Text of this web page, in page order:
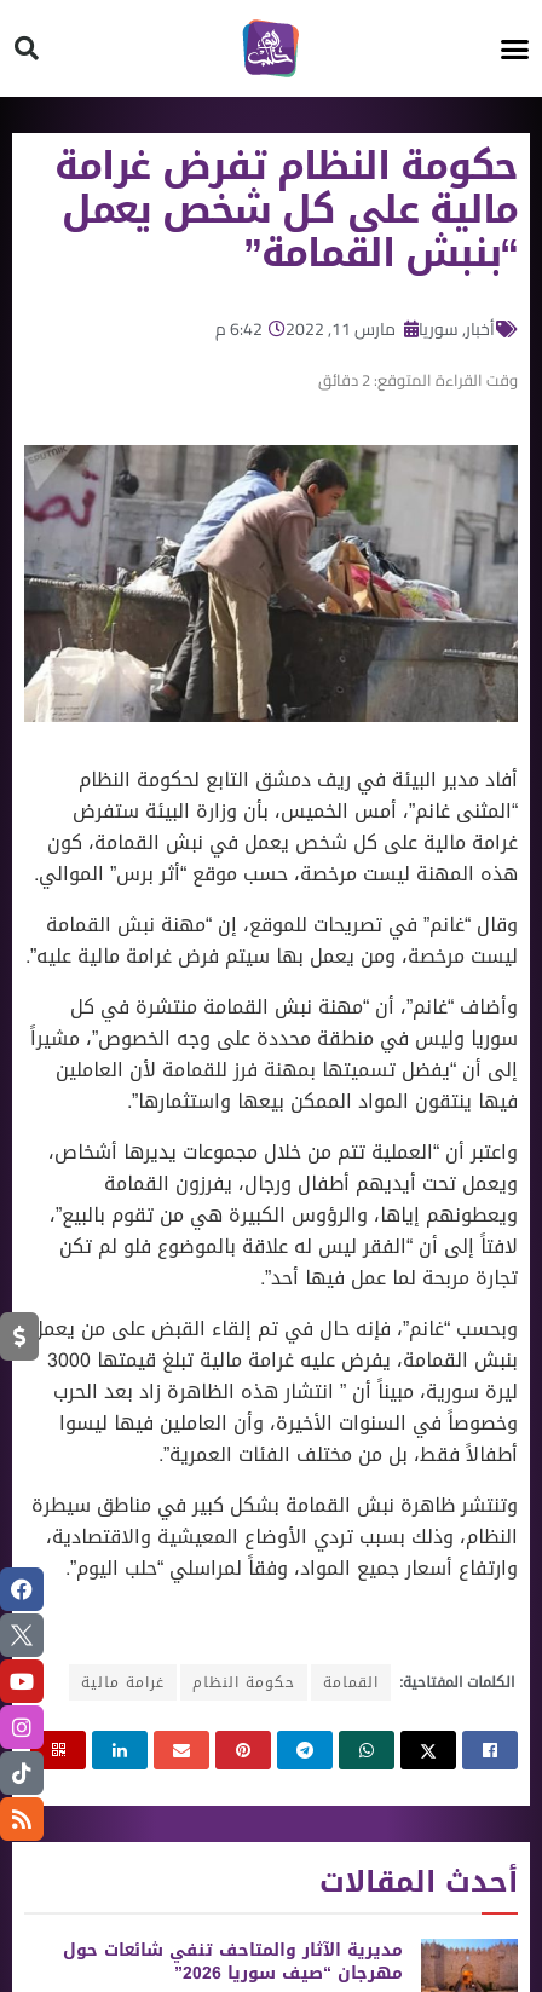
حكومة النظام تفرض غرامة
مالية على كل شخص يعمل
“بنبش القمامة”
أخبار,سوريا مارس 11, 2022 6:42 م
وقت القراءة المتوقع:2دقائق
أفاد مدير البيئة في ريف دمشق التابع لحكومة النظام
“المثنى غانم”، أمس الخميس، بأن وزارة البيئة ستفرض
غرامة مالية على كل شخص يعمل في نبش القمامة، كون
هذه المهنة ليست مرخصة، حسب موقع “أثر برس” الموالي.
وقال “غانم” في تصريحات للموقع، إن “مهنة نبش القمامة
ليست مرخصة، ومن يعمل بها سيتم فرض غرامة مالية عليه”.
وأضاف “غانم”، أن “مهنة نبش القمامة منتشرة في كل
سوريا وليس في منطقة محددة على وجه الخصوص”، مشيراً
إلى أن “يفضل تسميتها بمهنة فرز للقمامة لأن العاملين
فيها ينتقون المواد الممكن بيعها واستثمارها”.
واعتبر أن “العملية تتم من خلال مجموعات يديرها أشخاص،
ويعمل تحت أيديهم أطفال ورجال، يفرزون القمامة
ويعطونهم إياها، والرؤوس الكبيرة هي من تقوم بالبيع”،
لافتاً إلى أن “الفقر ليس له علاقة بالموضوع فلو لم تكن
تجارة مربحة لما عمل فيها أحد”.
وبحسب “غانم”، فإنه حال في تم إلقاء القبض على من يعمل
بنبش القمامة، يفرض عليه غرامة مالية تبلغ قيمتها 3000
ليرة سورية، مبيناً أن ” انتشار هذه الظاهرة زاد بعد الحرب
وخصوصاً في السنوات الأخيرة، وأن العاملين فيها ليسوا
أطفالاً فقط، بل من مختلف الفئات العمرية”.
وتنتشر ظاهرة نبش القمامة بشكل كبير في مناطق سيطرة
النظام، وذلك بسبب تردي الأوضاع المعيشية والاقتصادية،
وارتفاع أسعار جميع المواد، وفقاً لمراسلي “حلب اليوم”.
الكلمات المفتاحية: القمامة حكومة النظام غرامة مالية
أحدث المقالات
مديرية الآثار والمتاحف تنفي شائعات حول
مهرجان “صيف سوريا 2026”